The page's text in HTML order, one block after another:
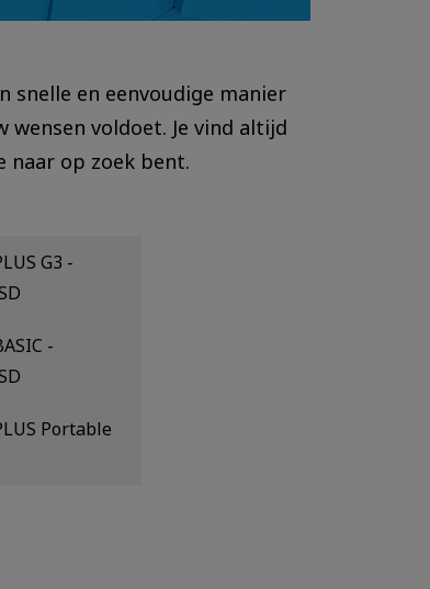
snelle en eenvoudige manier
voldoet. Je vind altijd
naar op zoek bent.
G3 -
-
Portable